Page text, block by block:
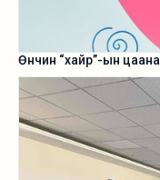
Өнчин “хайр”-ын цаана